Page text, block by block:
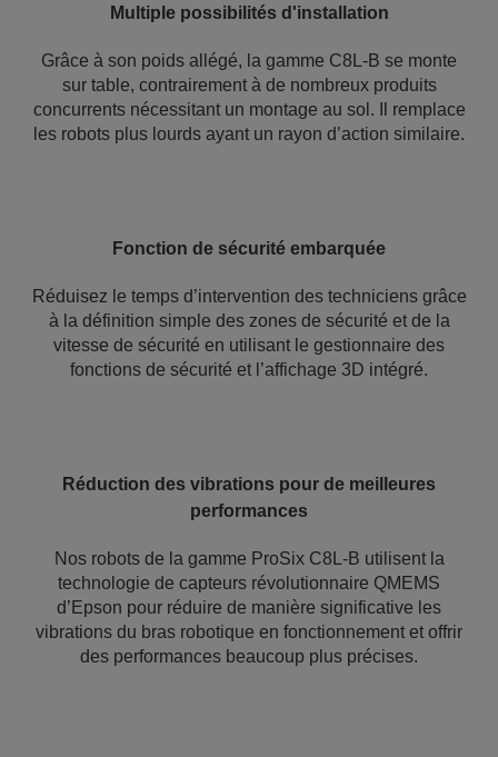
Multiple possibilités d'installation
Grâce à son poids allégé, la gamme C8L-B se monte
sur table, contrairement à de nombreux produits
concurrents nécessitant un montage au sol. Il remplace
les robots plus lourds ayant un rayon d’action similaire.
Fonction de sécurité embarquée
Réduisez le temps d’intervention des techniciens grâce
à la définition simple des zones de sécurité et de la
vitesse de sécurité en utilisant le gestionnaire des
fonctions de sécurité et l’affichage 3D intégré.
Réduction des vibrations pour de meilleures
performances
Nos robots de la gamme ProSix C8L-B utilisent la
technologie de capteurs révolutionnaire QMEMS
d’Epson pour réduire de manière significative les
vibrations du bras robotique en fonctionnement et offrir
des performances beaucoup plus précises.